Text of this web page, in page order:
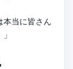
本当に皆さん